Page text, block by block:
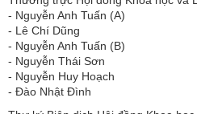
​​​​​​- Nguyễn Anh Tuấn (A)
- Lê Chí Dũng
- Nguyễn Anh Tuấn (B)
- Nguyễn Thái Sơn
- Nguyễn Huy Hoạch
- Đào Nhật Đình